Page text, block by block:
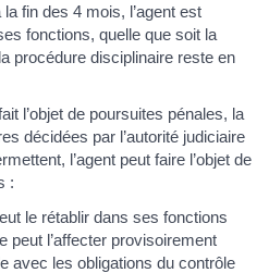
fin des 4 mois, l’agent est
fonctions, quelle que soit la
procédure disciplinaire reste en
l’objet de poursuites pénales, la
décidées par l’autorité judiciaire
l’agent peut faire l’objet de
:
le rétablir dans ses fonctions
peut l’affecter provisoirement
avec les obligations du contrôle